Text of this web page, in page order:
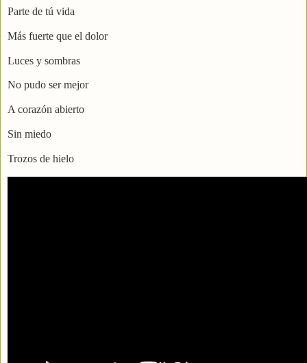
Parte de tú vida
Más fuerte que el dolor
Luces y sombras
No pudo ser mejor
A corazón abierto
Sin miedo
Trozos de hielo